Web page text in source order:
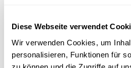
Diese Webseite verwendet
Wir verwenden Cookies, um
personalisieren, Funktionen für
zu können und die Zugriffe auf
und Studentinnen öffentliche
Studienanwärter den Campus
Vorlesungen teilnehmen und schon
schnuppern. Ihr erhaltet einen Einblick,